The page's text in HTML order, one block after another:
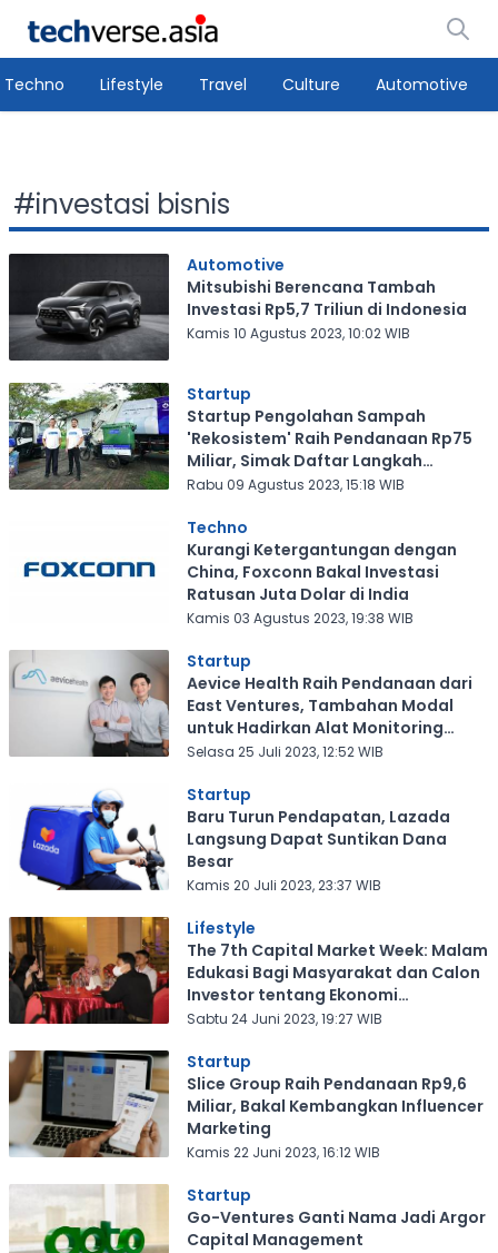
Techno Lifestyle Travel Culture Automotive
#investasi bisnis
Automotive
Mitsubishi Berencana Tambah
Investasi Rp5,7 Triliun di Indonesia
Kamis 10 Agustus 2023, 10:02 WIB
Startup
Startup Pengolahan Sampah
'Rekosistem' Raih Pendanaan Rp75
Miliar, Simak Daftar Langkah
Strategis Mereka
Rabu 09 Agustus 2023, 15:18 WIB
Techno
Kurangi Ketergantungan dengan
China, Foxconn Bakal Investasi
Ratusan Juta Dolar di India
Kamis 03 Agustus 2023, 19:38 WIB
Startup
Aevice Health Raih Pendanaan dari
East Ventures, Tambahan Modal
untuk Hadirkan Alat Monitoring
Pernapasan Berteknologi Terbaru
Selasa 25 Juli 2023, 12:52 WIB
Startup
Baru Turun Pendapatan, Lazada
Langsung Dapat Suntikan Dana
Besar
Kamis 20 Juli 2023, 23:37 WIB
Lifestyle
The 7th Capital Market Week: Malam
Edukasi Bagi Masyarakat dan Calon
Investor tentang Ekonomi
Pascapandemi
Sabtu 24 Juni 2023, 19:27 WIB
Startup
Slice Group Raih Pendanaan Rp9,6
Miliar, Bakal Kembangkan Influencer
Marketing
Kamis 22 Juni 2023, 16:12 WIB
Startup
Go-Ventures Ganti Nama Jadi Argor
Capital Management